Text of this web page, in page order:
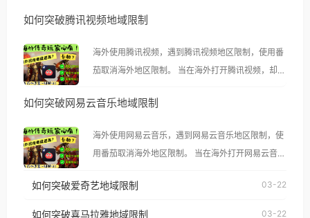
如何突破腾讯视频地域限制
海外使用腾讯视频，遇到腾讯视频地区限制，使用番
茄取消海外地区限制。 当在海外打开腾讯视频，却突
示语。 海外用户如香港、澳门、台湾、美国、加拿
像其他音乐平台一样，出现地区及版权限制问题，且
仅能在中国大陆地区播放。 遇到这个问题的朋友们，
台湾、美国、加拿大、澳大利亚、欧洲等国家和地区
如何突破网易云音乐地域限制
海外使用网易云音乐，遇到网易云音乐地区限制，使
用番茄取消海外地区限制。 当在海外打开网易云音
播放”的提示语。 海外用户如香港、澳门、台湾、美
如何突破爱奇艺地域限制 03-22
如何突破喜马拉雅地域限制 03-22